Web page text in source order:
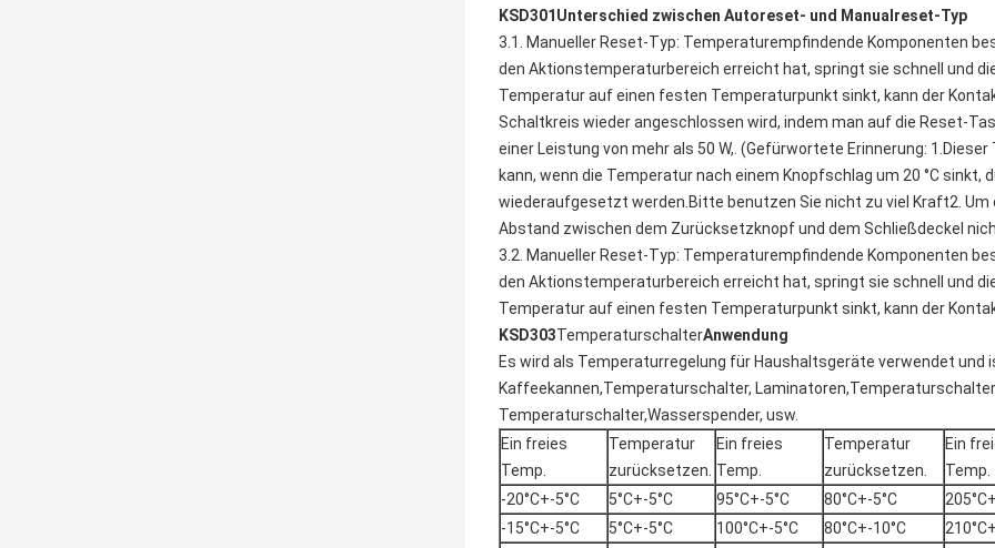
KSD301 Unterschied zwischen Autoreset- und Manualreset-Typ
3.1. Manueller Reset-Typ: Temperaturempfindende Komponenten
den Aktionstemperaturbereich erreicht hat, springt sie schnell und
Temperatur auf einen festen Temperaturpunkt sinkt, kann der
Schaltkreis wieder angeschlossen wird, indem man auf die Reset-
einer Leistung von mehr als 50 W,. (Gefürwortete Erinnerung:
kann, wenn die Temperatur nach einem Knopfschlag um 20 °C
wiederaufgesetzt werden.Bitte benutzen Sie nicht zu viel Kraft2.
Abstand zwischen dem Zurücksetzknopf und dem Schließdeckel
3.2. Manueller Reset-Typ: Temperaturempfindende Komponenten
den Aktionstemperaturbereich erreicht hat, springt sie schnell und
Temperatur auf einen festen Temperaturpunkt sinkt, kann der
KSD303TemperaturschalterAnwendung
Es wird als Temperaturregelung für Haushaltsgeräte verwendet und
Kaffeekannen,Temperaturschalter,
Temperaturschalter,Wasserspender, usw.
Ein freies
Temp.
Temperatur
zurücksetzen.
Ein freies
Temp.
Temperatur
zurücksetzen.
Ein
Temp.
-20°C+-5°C
5°C+-5°C 95°C+-5°C 80°C+-5°C
-15°C+-5°C
5°C+-5°C 100°C+-5°C 80°C+-10°C